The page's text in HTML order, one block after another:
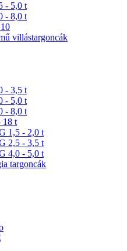
- 5,0 t
- 8,0 t
villástargoncák
- 3,5 t
- 5,0 t
- 8,0 t
18 t
1,5 - 2,0 t
2,5 - 3,5 t
4,0 - 5,0 t
targoncák